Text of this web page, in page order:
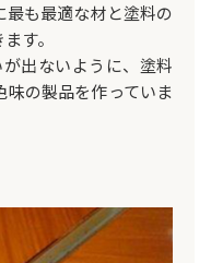
最も最適な材と塗料の
す。
出ないように、塗料
の製品を作っていま